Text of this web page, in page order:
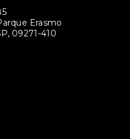
Erasmo
09271-410